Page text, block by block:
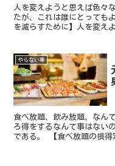
人を変えようと思えば色々
たが、これは誰にとっても
を減らすために】人を変え
うと思えば、その相手に
やらない事
食べ放題、飲み放題、なん
ろ得をするなんて事はない
である。 【食べ放題の損得
には損かな もっとも何を